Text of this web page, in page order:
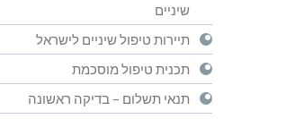
שיניים
תיירות טיפול שיניים לישראל
תכנית טיפול מוסכמת
תנאי תשלום – בדיקה ראשונה